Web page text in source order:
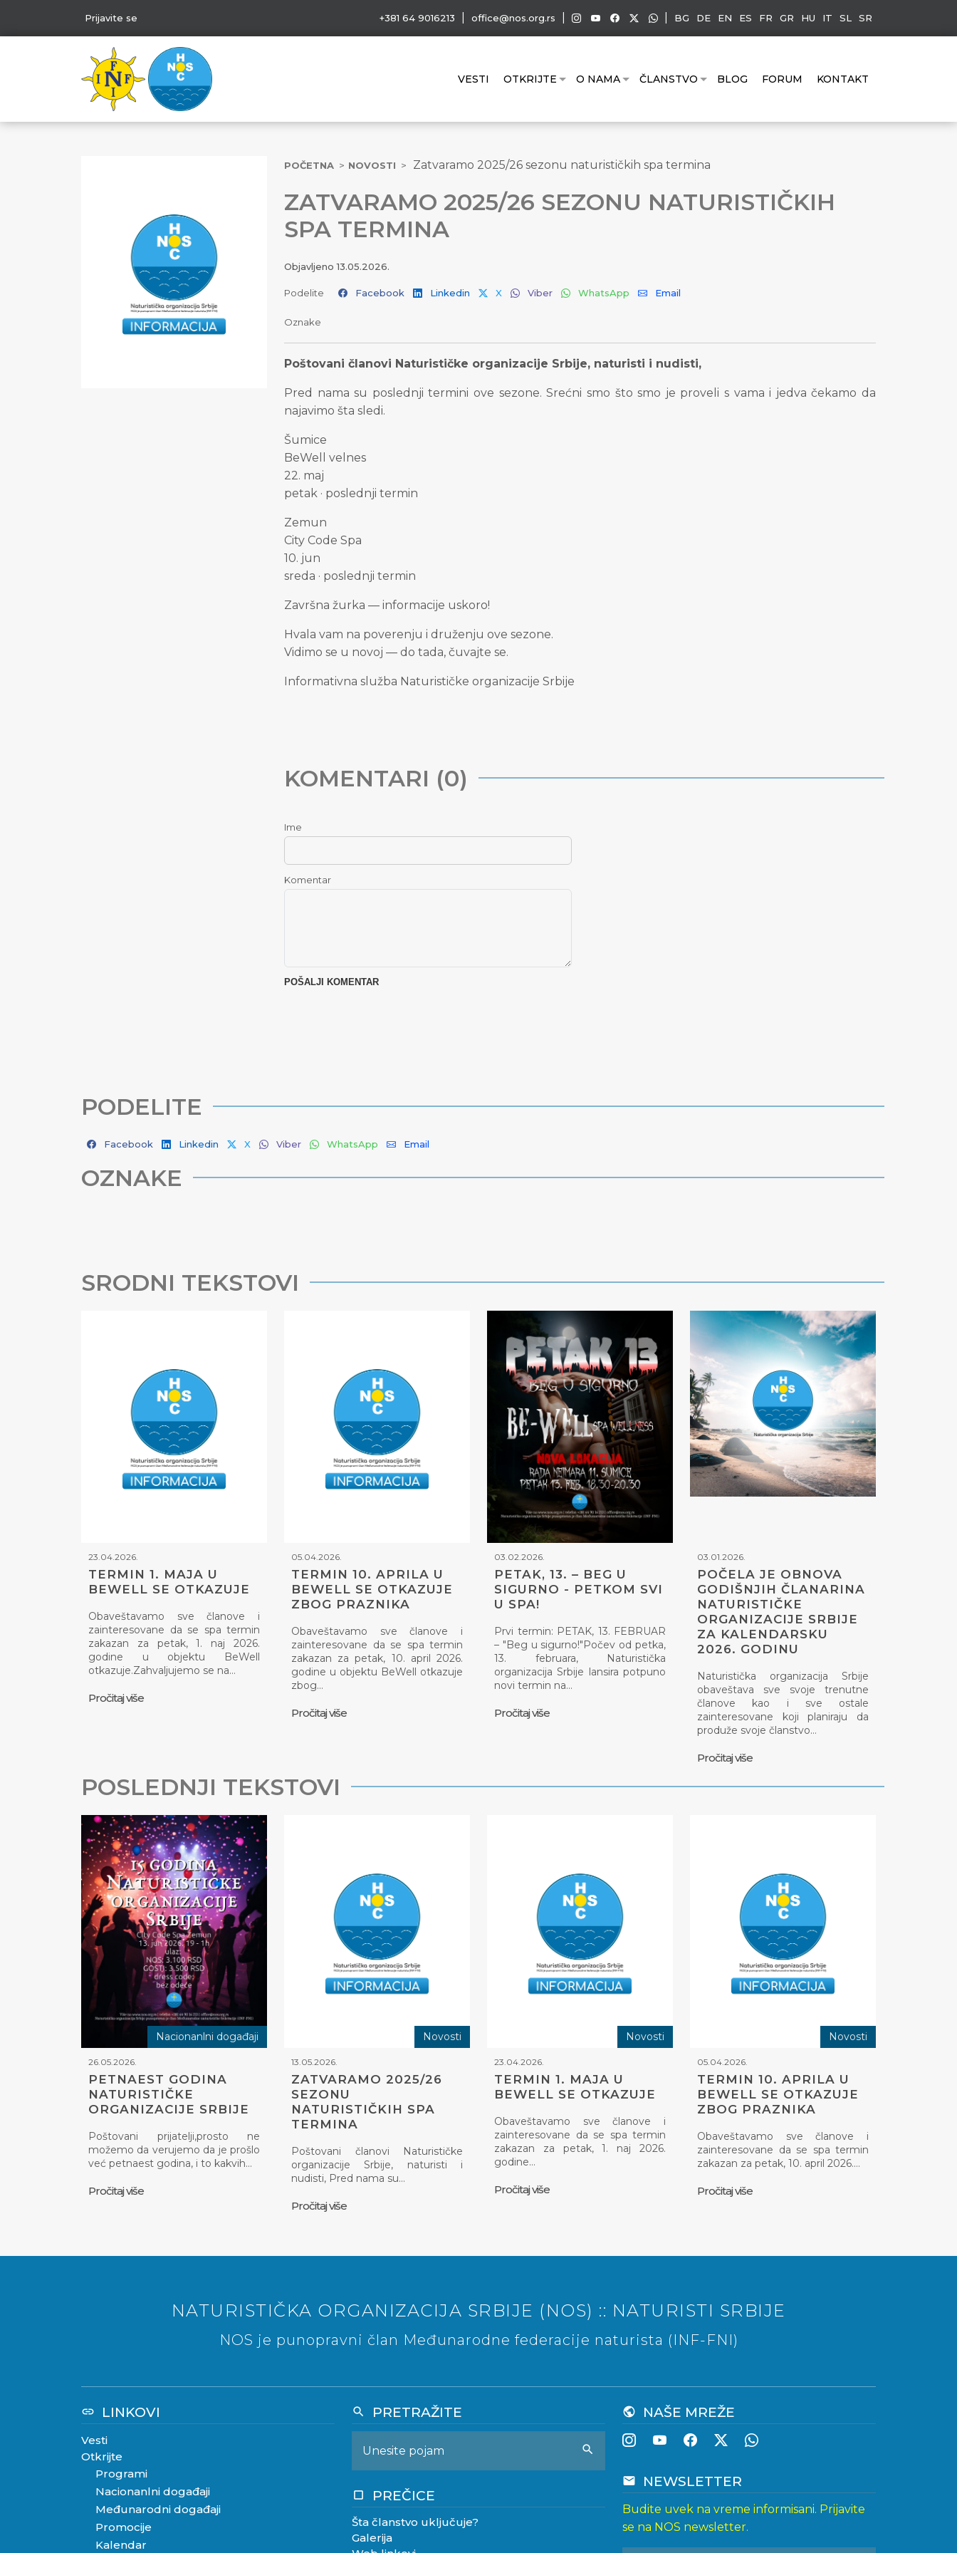
Prijavite se +381 64 9016213 office@nos.org.rs BG DE EN ES FR GR HU IT SL SR
VESTI OTKRIJTE O NAMA ČLANSTVO BLOG FORUM KONTAKT
POČETNA NOVOSTI Zatvaramo 2025/26 sezonu naturističkih spa termina
ZATVARAMO 2025/26 SEZONU NATURISTIČKIH
SPA TERMINA
Objavljeno13.05.2026.
Podelite Facebook Linkedin X Viber WhatsApp Email
Oznake
Poštovani članovi Naturističke organizacije Srbije, naturisti i nudisti,
Pred nama su poslednji termini ove sezone. Srećni smo što smo je proveli s vama i jedva čekamo da
najavimo šta sledi.
Šumice
BeWell velnes
22. maj
petak · poslednji termin
Zemun
City Code Spa
10. jun
sreda · poslednji termin
Završna žurka — informacije uskoro!
Hvala vam na poverenju i druženju ove sezone.
Vidimo se u novoj — do tada, čuvajte se.
Informativna služba Naturističke organizacije Srbije
KOMENTARI (0)
Ime
Komentar
PODELITE
Facebook Linkedin X Viber WhatsApp Email
OZNAKE
SRODNI TEKSTOVI
23.04.2026.
TERMIN 1. MAJA U
BEWELL SE OTKAZUJE
Obaveštavamo sve članove i
zainteresovane da se spa termin
zakazan za petak, 1. naj 2026.
godine u objektu BeWell
otkazuje.Zahvaljujemo se na…
Pročitaj više
05.04.2026.
TERMIN 10. APRILA U
BEWELL SE OTKAZUJE
ZBOG PRAZNIKA
Obaveštavamo sve članove i
zainteresovane da se spa termin
zakazan za petak, 10. april 2026.
godine u objektu BeWell otkazuje
zbog…
Pročitaj više
03.02.2026.
PETAK, 13. – BEG U
SIGURNO - PETKOM SVI
U SPA!
Prvi termin: PETAK, 13. FEBRUAR
– "Beg u sigurno!"Počev od petka,
13. februara, Naturistička
organizacija Srbije lansira potpuno
novi termin na…
Pročitaj više
03.01.2026.
POČELA JE OBNOVA
GODIŠNJIH ČLANARINA
NATURISTIČKE
ORGANIZACIJE SRBIJE
ZA KALENDARSKU
2026. GODINU
Naturistička organizacija Srbije
obaveštava sve svoje trenutne
članove kao i sve ostale
zainteresovane koji planiraju da
produže svoje članstvo…
Pročitaj više
POSLEDNJI TEKSTOVI
Nacionanlni događaji
26.05.2026.
PETNAEST GODINA
NATURISTIČKE
ORGANIZACIJE SRBIJE
Poštovani prijatelji,prosto ne
možemo da verujemo da je prošlo
već petnaest godina, i to kakvih…
Pročitaj više
Novosti
13.05.2026.
ZATVARAMO 2025/26
SEZONU
NATURISTIČKIH SPA
TERMINA
Poštovani članovi Naturističke
organizacije Srbije, naturisti i
nudisti, Pred nama su…
Pročitaj više
Novosti
23.04.2026.
TERMIN 1. MAJA U
BEWELL SE OTKAZUJE
Obaveštavamo sve članove i
zainteresovane da se spa termin
zakazan za petak, 1. naj 2026.
godine…
Pročitaj više
Novosti
05.04.2026.
TERMIN 10. APRILA U
BEWELL SE OTKAZUJE
ZBOG PRAZNIKA
Obaveštavamo sve članove i
zainteresovane da se spa termin
zakazan za petak, 10. april 2026.…
Pročitaj više
NATURISTIČKA ORGANIZACIJA SRBIJE (NOS) :: NATURISTI SRBIJE
NOS je punopravni član Međunarodne federacije naturista (INF-FNI)
link LINKOVI
Vesti
Otkrijte
Programi
Nacionanlni događaji
Međunarodni događaji
Promocije
Kalendar
search PRETRAŽITE
search
crop_square PREČICE
Šta članstvo uključuje?
Galerija
public NAŠE MREŽE
email NEWSLETTER
Budite uvek na vreme informisani. Prijavite
se na NOS newsletter.